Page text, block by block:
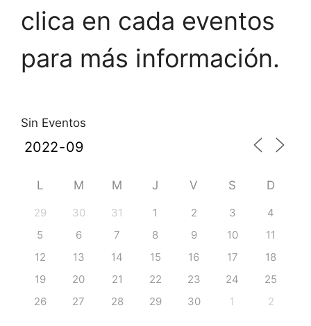
clica en cada eventos
para más información.
Sin Eventos
L M M J V S D
29 30 31 1 2 3
4
5
6 7 8 9 10
11
12
13 14 15 16 17
18
19
20 21 22 23 24
25
26
27 28 29 30 1 2